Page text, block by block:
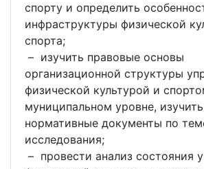
спорту и определить
инфраструктуры физической
спорта;
– изучить правовые основы
организационной структуры
физической культурой и
муниципальном уровне,
нормативные документы по
исследования;
– провести анализ состояния